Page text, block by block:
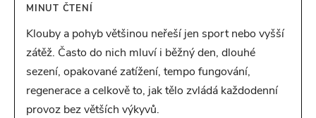
MINUT ČTENÍ
Klouby a pohyb většinou neřeší jen sport nebo vyšší
zátěž. Často do nich mluví i běžný den, dlouhé
sezení, opakované zatížení, tempo fungování,
regenerace a celkově to, jak tělo zvládá každodenní
provoz bez větších výkyvů.